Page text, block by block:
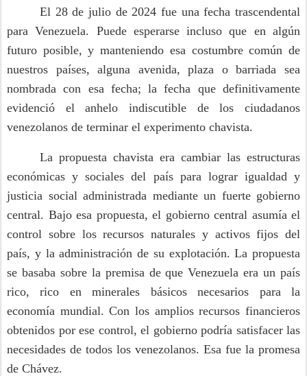
El 28 de julio de 2024 fue una fecha trascendental
para Venezuela. Puede esperarse incluso que en algún
futuro posible, y manteniendo esa costumbre común de
nuestros países, alguna avenida, plaza o barriada sea
nombrada con esa fecha; la fecha que definitivamente
evidenció el anhelo indiscutible de los ciudadanos
venezolanos de terminar el experimento chavista.
La propuesta chavista era cambiar las estructuras
económicas y sociales del país para lograr igualdad y
justicia social administrada mediante un fuerte gobierno
central. Bajo esa propuesta, el gobierno central asumía el
control sobre los recursos naturales y activos fijos del
país, y la administración de su explotación. La propuesta
se basaba sobre la premisa de que Venezuela era un país
rico, rico en minerales básicos necesarios para la
economía mundial. Con los amplios recursos financieros
obtenidos por ese control, el gobierno podría satisfacer las
necesidades de todos los venezolanos. Esa fue la promesa
de Chávez.